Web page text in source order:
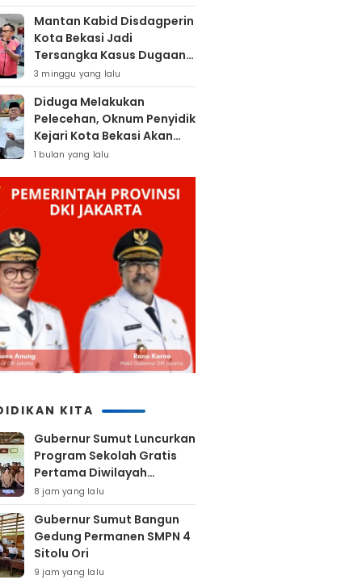
Mantan Kabid Disdagperin
Kota Bekasi Jadi
Tersangka Kasus Dugaan
Pungli MCK Pasar
Bantargebang
3 minggu yang lalu
Diduga Melakukan
Pelecehan, Oknum Penyidik
Kejari Kota Bekasi Akan
Dilaporkan
1 bulan yang lalu
KITA
Gubernur Sumut Luncurkan
Program Sekolah Gratis
Pertama Diwilayah
Kepulauan Nias
8 jam yang lalu
Gubernur Sumut Bangun
Gedung Permanen SMPN 4
Sitolu Ori
9 jam yang lalu